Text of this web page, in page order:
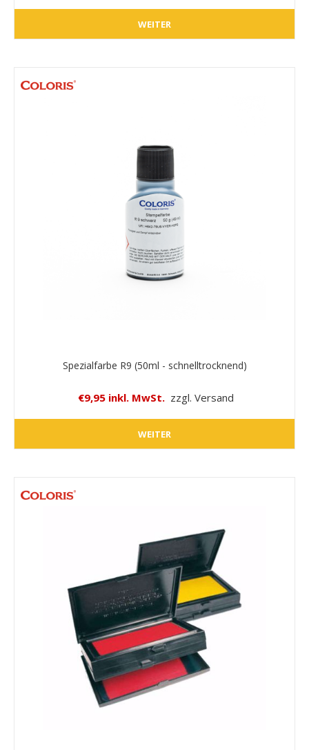
WEITER
Spezialfarbe R9 (50ml - schnelltrocknend)
€9,95 inkl. MwSt. zzgl. Versand
WEITER